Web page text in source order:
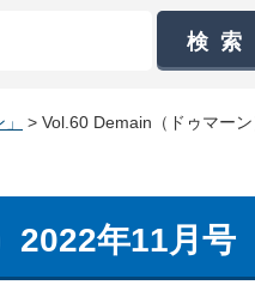
> Vol.60 Demain（ドゥマー
2022年11月号